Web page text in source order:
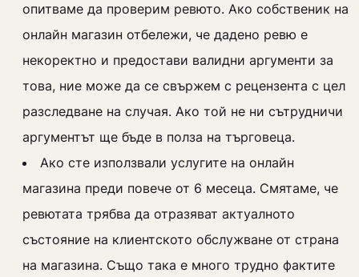
опитваме да проверим ревюто. Ако собственик на
онлайн магазин отбележи, че дадено ревю е
некоректно и предостави валидни аргументи за
това, ние може да се свържем с рецензента с цел
разследване на случая. Ако той не ни сътрудничи
аргументът ще бъде в полза на търговеца.
Ако сте използвали услугите на онлайн
магазина преди повече от 6 месеца. Смятаме, че
ревютата трябва да отразяват актуалното
състояние на клиентското обслужване от страна
на магазина. Също така е много трудно фактите